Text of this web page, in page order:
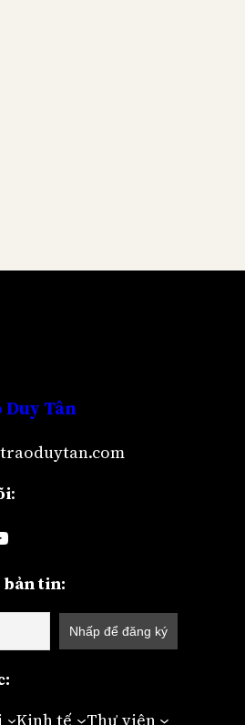
Tân
:
tin:
Kinh tế Thư viện